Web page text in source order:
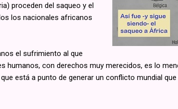
proceden del saqueo y el
los nacionales africanos
el sufrimiento al que
con derechos muy merecidos, es lo
está a punto de generar un conflicto mundial